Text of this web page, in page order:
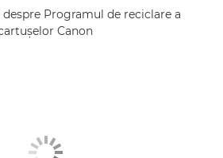
Programul de reciclare a
Canon